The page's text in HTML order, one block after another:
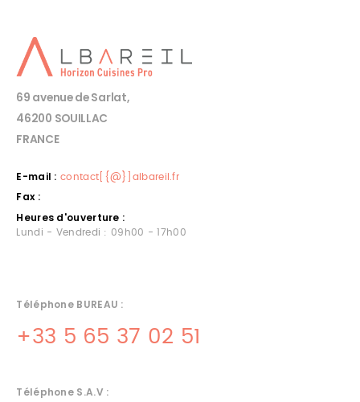
69 avenue de Sarlat,
46200 SOUILLAC
FRANCE
E-mail : contact[{@}]albareil.fr
Fax :
Heures d'ouverture :
Lundi - Vendredi : 09h00 - 17h00
Téléphone BUREAU :
+33 5 65 37 02 51
Téléphone S.A.V :